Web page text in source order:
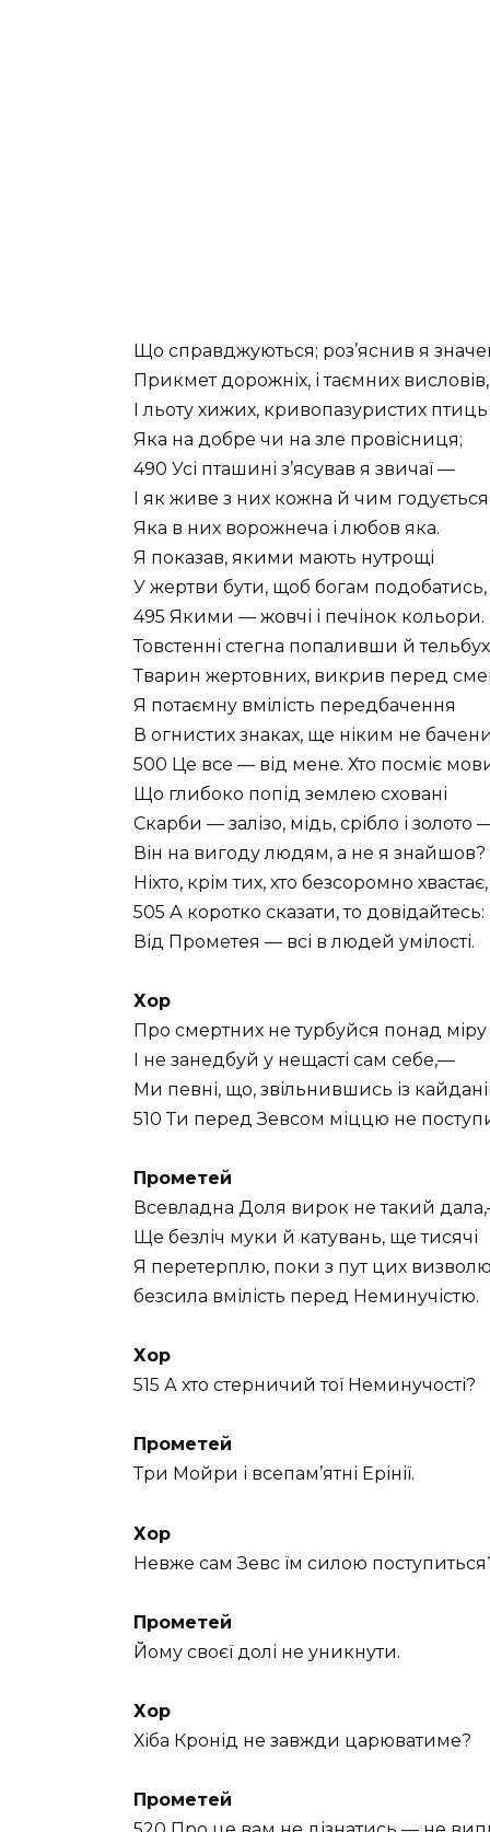
Що справджуються; роз’яснив я
Прикмет дорожніх, і таємних висловів,
І льоту хижих, кривопазуристих
Яка на добре чи на зле провісниця;
490 Усі пташині з’ясував я звичаї —
І як живе з них кожна й чим
Яка в них ворожнеча і любов яка.
Я показав, якими мають нутрощі
У жертви бути, щоб богам подобатись,
495 Якими — жовчі і печінок кольори.
Товстенні стегна попаливши й
Тварин жертовних, викрив перед
Я потаємну вмілість передбачення
В огнистих знаках, ще ніким не
500 Це все — від мене. Хто посміє
Що глибоко попід землею сховані
Скарби — залізо, мідь, срібло і золото
Він на вигоду людям, а не я знайшов?
Ніхто, крім тих, хто безсоромно хвастає,
505 А коротко сказати, то довідайтесь:
Від Прометея — всі в людей умілості.
Хор
Про смертних не турбуйся понад міру
І не занедбуй у нещасті сам себе,—
Ми певні, що, звільнившись із
510 Ти перед Зевсом міццю не
Прометей
Всевладна Доля вирок не такий
Ще безліч муки й катувань, ще тисячі
Я перетерплю, поки з пут цих
безсила вмілість перед Неминучістю.
Хор
515 А хто стерничий тої Неминучості?
Прометей
Три Мойри і всепам’ятні Ерінії.
Хор
Невже сам Зевс їм силою
Прометей
Йому своєї долі не уникнути.
Хор
Хіба Кронід не завжди царюватиме?
Прометей